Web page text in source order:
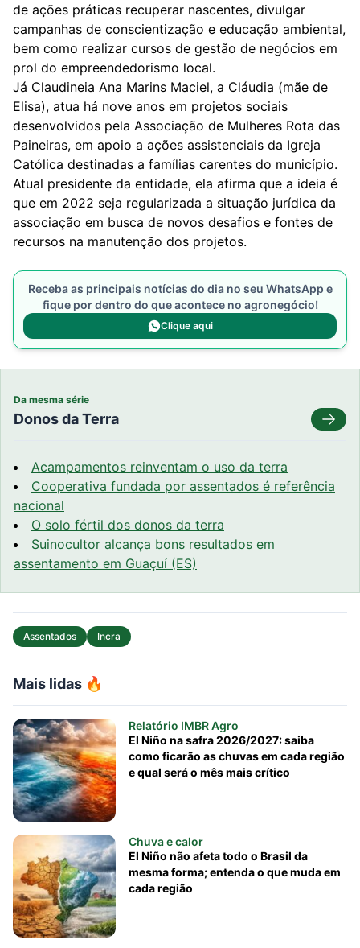
Mais lidas 🔥
Relatório IMBR Agro
El Niño na safra 2026/2027: saiba
como ficarão as chuvas em cada região
e qual será o mês mais crítico
Chuva e calor
El Niño não afeta todo o Brasil da
mesma forma; entenda o que muda em
cada região
de ações práticas recuperar nascentes, divulgar
campanhas de conscientização e educação ambiental,
bem como realizar cursos de gestão de negócios em
prol do empreendedorismo local.
Já Claudineia Ana Marins Maciel, a Cláudia (mãe de
Elisa), atua há nove anos em projetos sociais
desenvolvidos pela Associação de Mulheres Rota das
Paineiras, em apoio a ações assistenciais da Igreja
Católica destinadas a famílias carentes do município.
Atual presidente da entidade, ela afirma que a ideia é
que em 2022 seja regularizada a situação jurídica da
associação em busca de novos desafios e fontes de
recursos na manutenção dos projetos.
Receba as principais notícias do dia no seu WhatsApp e
fique por dentro do que acontece no agronegócio!
Clique aqui
Da mesma série
Donos da Terra
Acampamentos reinventam o uso da terra
Cooperativa fundada por assentados é referência
nacional
O solo fértil dos donos da terra
Suinocultor alcança bons resultados em
assentamento em Guaçuí (ES)
Assentados Incra